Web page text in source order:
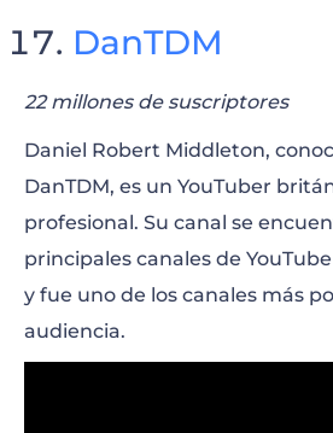
DanTDM
22 millones de suscriptores
Daniel Robert Middleton,
DanTDM, es un YouTuber
profesional. Su canal se
principales canales de
y fue uno de los canales más
audiencia.